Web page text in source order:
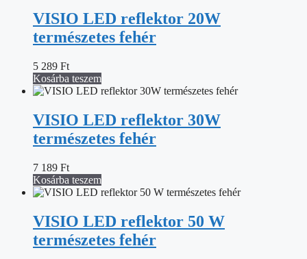
VISIO LED reflektor 20W
természetes fehér
5 289 Ft
Kosárba teszem
VISIO LED reflektor 30W
természetes fehér
7 189 Ft
Kosárba teszem
VISIO LED reflektor 50 W
természetes fehér